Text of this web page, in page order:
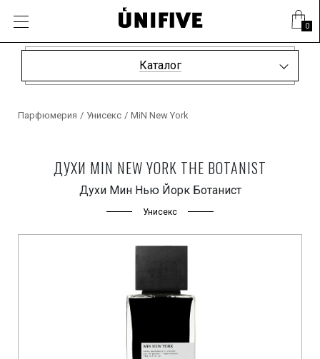
0
Каталог
Парфюмерия / Унисекс / MiN New York
ДУХИ MIN NEW YORK THE BOTANIST
Духи Мин Нью Йорк Ботанист
Унисекс